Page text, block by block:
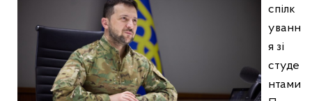
спілк
уванн
я зі
студе
нтами